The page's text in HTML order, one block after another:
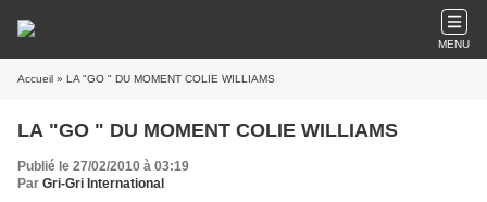
MENU
Accueil » LA "GO " DU MOMENT COLIE WILLIAMS
LA "GO " DU MOMENT COLIE WILLIAMS
Publié le 27/02/2010 à 03:19
Par Gri-Gri International